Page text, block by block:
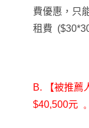
費優惠，只
租費
B. 【被推薦
$40,500元 。